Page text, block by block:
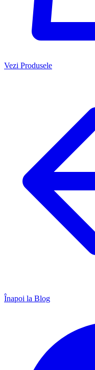
Vezi Produsele
Înapoi la Blog